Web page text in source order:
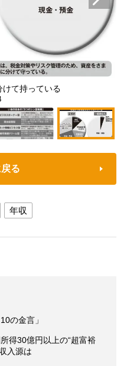
けて持っている
る
年収
の金言」
得30億円以上の“超富裕
入源は